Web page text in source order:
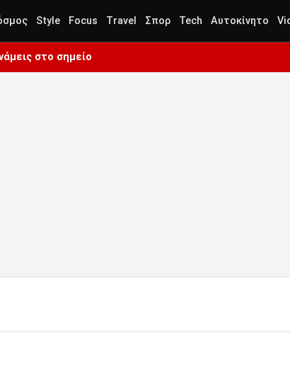
Style Focus Travel Σπορ Tech Αυτοκίνητο
στο σημείο